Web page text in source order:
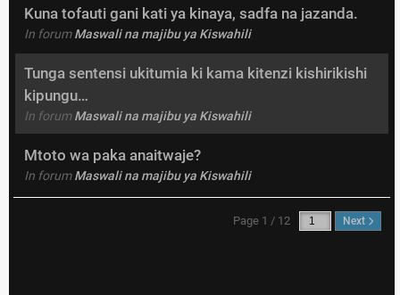
Kuna tofauti gani kati ya kinaya, sadfa na jazanda.
In forum Maswali na majibu ya Kiswahili
Tunga sentensi ukitumia ki kama kitenzi kishirikishi
kipungu…
In forum Maswali na majibu ya Kiswahili
Mtoto wa paka anaitwaje?
In forum Maswali na majibu ya Kiswahili
Page 1 / 12 Next